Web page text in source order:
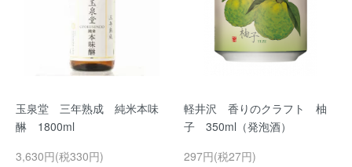
玉泉堂 三年熟成 純米本味
醂 1800ml
3,630円(税330円)
軽井沢 香りのクラフト 柚
子 350ml（発泡酒）
297円(税27円)